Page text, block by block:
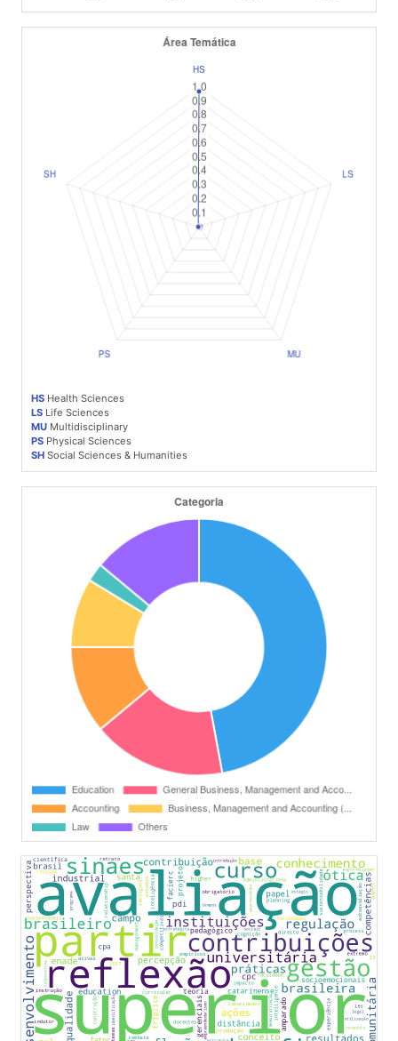
HS Health Sciences
LS Life Sciences
MU Multidisciplinary
PS Physical Sciences
SH Social Sciences & Humanities